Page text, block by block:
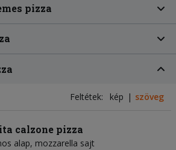
pizza
Feltétek: kép szöveg
calzone pizza
alap mozzarella sajt